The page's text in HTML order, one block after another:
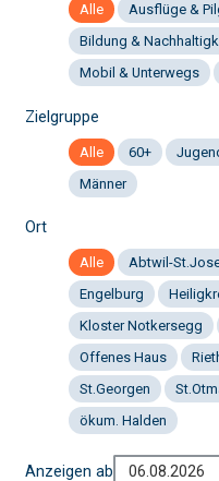
Alle Ausflüge &
Bildung &
Mobil & Unterwegs
Zielgruppe
Alle 60+
Männer
Ort
Alle Abtwil-
Engelburg
Kloster Notkersegg
Offenes Haus
St.Georgen
ökum. Halden
Anzeigen ab